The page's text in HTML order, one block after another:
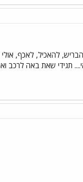
היא שונה אבל בכלליות זה להבריש,